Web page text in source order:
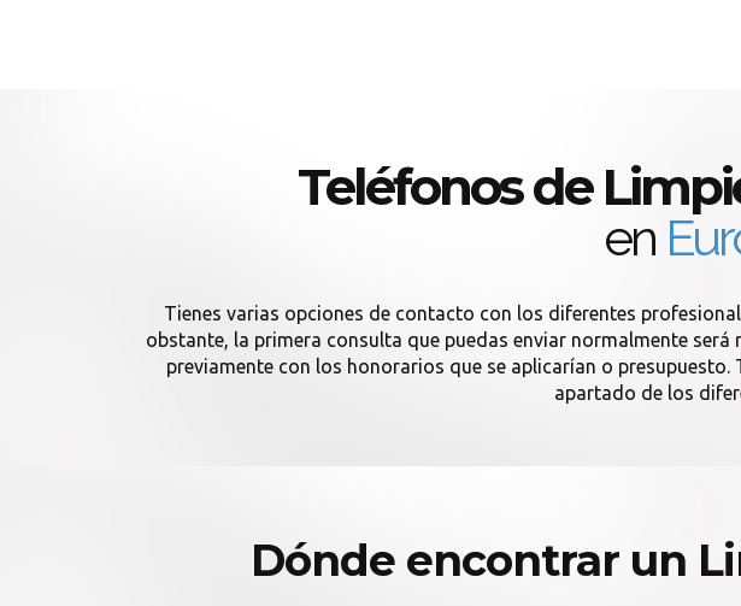
Teléfonos de
en
Tienes varias opciones de contacto con los diferentes
obstante, la primera consulta que puedas enviar normalmente
previamente con los honorarios que se aplicarían o
apartado de los
Dónde encontrar un